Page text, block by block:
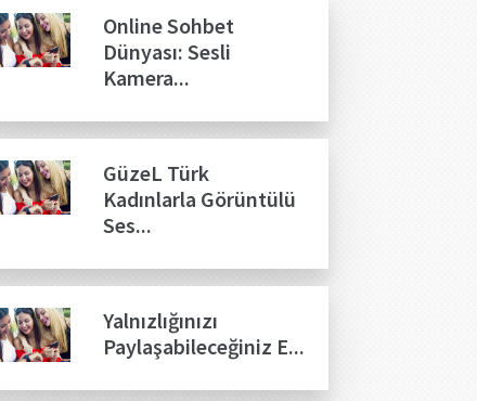
Online Sohbet
Dünyası: Sesli
Kamera...
GüzeL Türk
Kadınlarla Görüntülü
Ses...
Yalnızlığınızı
Paylaşabileceğiniz E...